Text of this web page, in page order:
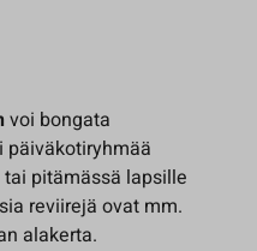
voi bongata
päiväkotiryhmää
pitämässä lapsille
reviirejä ovat mm.
alakerta.